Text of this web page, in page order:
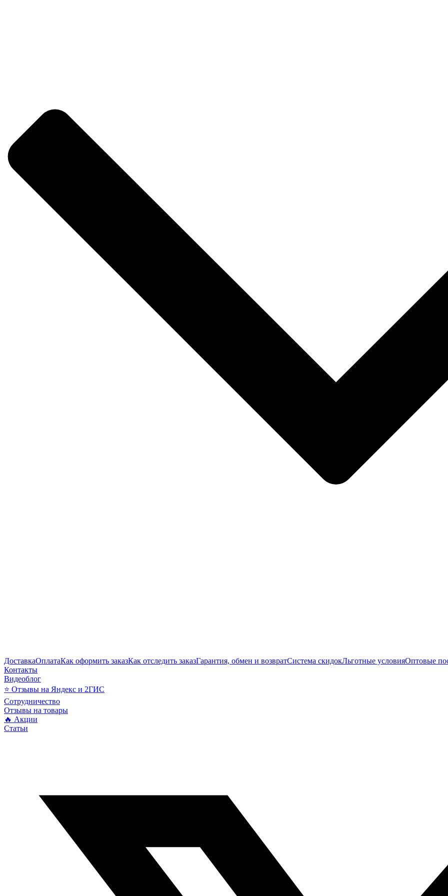
ДоставкаОплатаКак оформить заказКак отследить заказГарантия, обмен и возвратСистема скидокЛьготные условияОптовые
Контакты
Видеоблог
⭐ Отзывы на Яндекс и 2ГИС
Сотрудничество
Отзывы на товары
🔥 Акции
Статьи